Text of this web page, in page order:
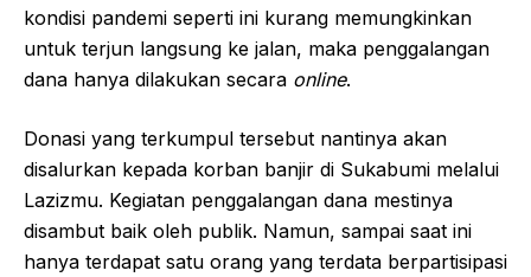
kondisi pandemi seperti ini kurang memungkinkan
untuk terjun langsung ke jalan, maka penggalangan
dana hanya dilakukan secara online.
Donasi yang terkumpul tersebut nantinya akan
disalurkan kepada korban banjir di Sukabumi melalui
Lazizmu. Kegiatan penggalangan dana mestinya
disambut baik oleh publik. Namun, sampai saat ini
hanya terdapat satu orang yang terdata berpartisipasi